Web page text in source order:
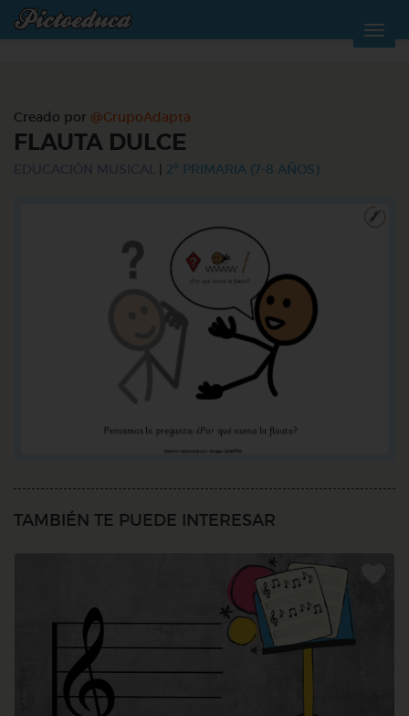
Creado por @GrupoAdapta
FLAUTA DULCE
2º PRIMARIA (7-8 AÑOS)
TAMBIÉN TE PUEDE INTERESAR